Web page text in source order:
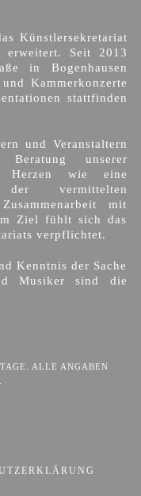
Künstlersekretariat
erweitert. Seit 2013
in Bogenhausen
Kammerkonzerte
stattfinden
und Veranstaltern
unserer
Herzen wie eine
der vermittelten
mit
Ziel fühlt sich das
verpflichtet.
Kenntnis der Sache
Musiker sind die
ALLE ANGABEN